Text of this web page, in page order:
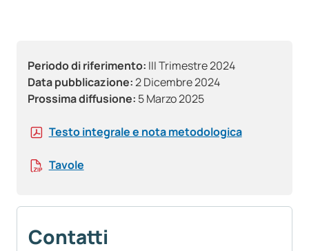
Periodo di riferimento: III Trimestre 2024
Data pubblicazione:2 Dicembre 2024
Prossima diffusione: 5 Marzo 2025
Testo integrale e nota metodologica
Tavole
Contatti